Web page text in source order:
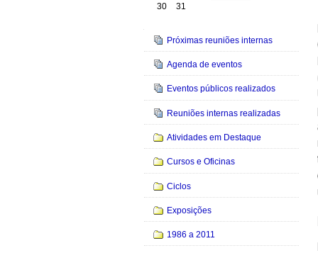
30
31
Navegação
Próximas reuniões internas
Agenda de eventos
Eventos públicos realizados
Reuniões internas realizadas
Atividades em Destaque
Cursos e Oficinas
Ciclos
Exposições
1986 a 2011